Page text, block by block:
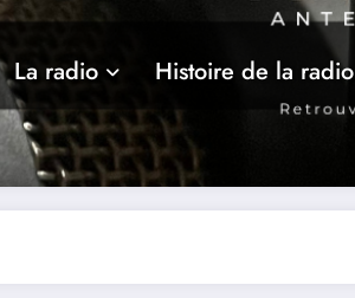
La radio Histoire de la radio